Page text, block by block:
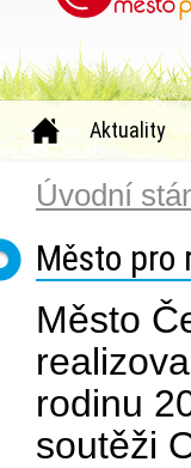
Aktuality
Úvodní
Město pro
Město
rodinu
soutěži